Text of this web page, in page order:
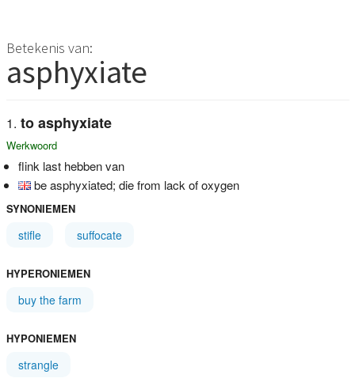
Betekenis van:
asphyxiate
to asphyxiate
Werkwoord
flink last hebben van
be asphyxiated; die from lack of oxygen
SYNONIEMEN
stifle suffocate
HYPERONIEMEN
buy the farm
HYPONIEMEN
strangle